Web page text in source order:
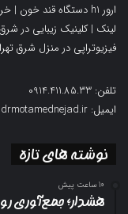
ارور h1 دستگاه قند خون |
لینک |کلینیک زیبایی در
فیزیوتراپی در منزل شرق
تلفن: 0914.411.85.33
ایمیل: info@drmotamednejad.ir
نوشته های تازه
10 ساعت پیش
هشدار؛ جمع‌آوری